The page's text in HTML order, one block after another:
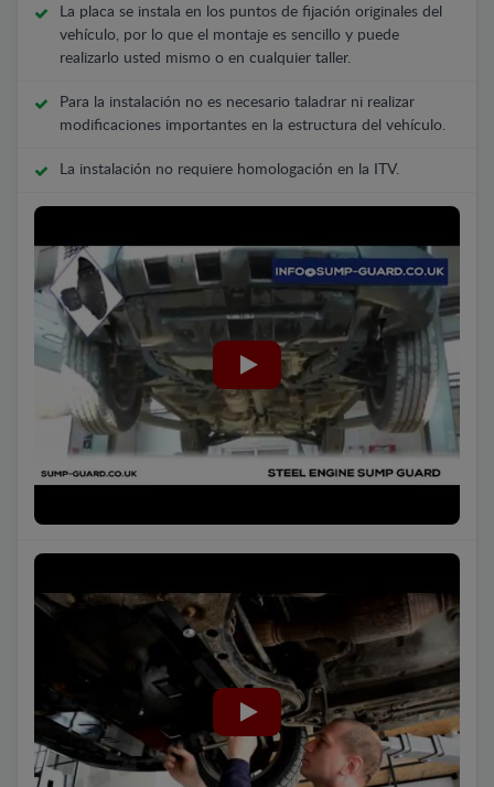
La placa se instala en los puntos de fijación originales del
vehículo, por lo que el montaje es sencillo y puede
realizarlo usted mismo o en cualquier taller.
Para la instalación no es necesario taladrar ni realizar
modificaciones importantes en la estructura del vehículo.
La instalación no requiere homologación en la ITV.